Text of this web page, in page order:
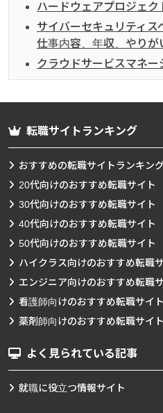
ハードウェアプロジェク
サイバーセキュリティス
仕事内容、年収、やりが
クラウドサービスマネー
転職サイトランキング
おすすめの転職サイトランキン
20代向けのおすすめ転職サイト
30代向けのおすすめ転職サイト
40代向けのおすすめ転職サイト
50代向けのおすすめ転職サイト
ハイクラス向けのおすすめ転職
エンジニア向けのおすすめ転職
看護師向けのおすすめ転職サイト
薬剤師向けのおすすめ転職サイト
よく見られている記事
就職に役立つ情報サイト